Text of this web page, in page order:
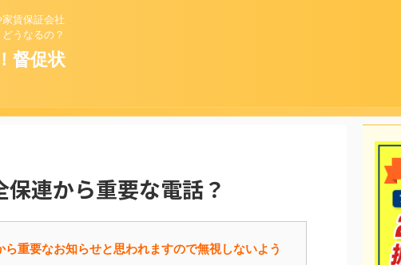
賃保証会社
うなるの？
督促状
連から重要な電話？
重要なお知らせと思われますので無視しないよう